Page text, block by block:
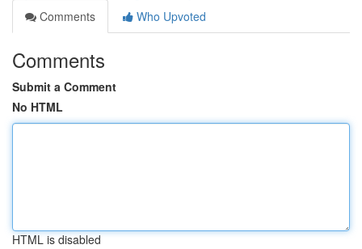
Comments
Who Upvoted
Comments
Submit a Comment
No HTML
HTML is disabled